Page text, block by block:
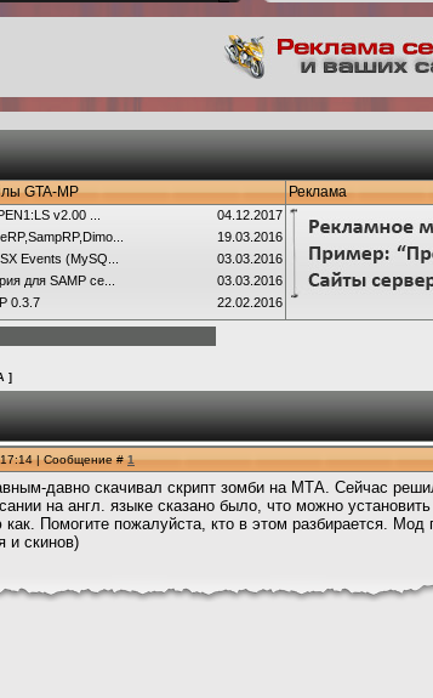
GTA-MP Реклама
v2.00 ...
04.12.2017
19.03.2016
Events (MySQ...
03.03.2016
для SAMP се...
03.03.2016
0.3.7
22.02.2016
]
17:14 | Сообщение #1
давно скачивал скрипт зомби на МТА. Сейчас
на англ. языке сказано было, что можно
Помогите пожалуйста, кто в этом разбирается. Мод
и скинов)